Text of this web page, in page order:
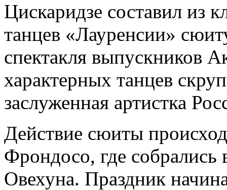
Цискаридзе составил из
танцев «Лауренсии»
спектакля выпускников
характерных танцев
заслуженная артистка
Действие сюиты
Фрондосо, где собрались
Овехуна. Праздник